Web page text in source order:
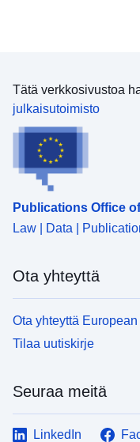
Tätä verkkosivustoa
julkaisutoimisto
Publications Office
Law | Data |
Ota yhteyttä
Ota yhteyttä
Tilaa uutiskirje
Seuraa meitä
LinkedIn